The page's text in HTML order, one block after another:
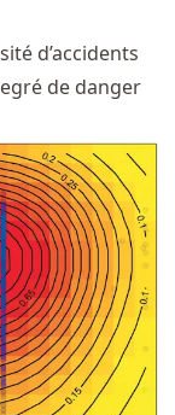
d’accidents
de danger